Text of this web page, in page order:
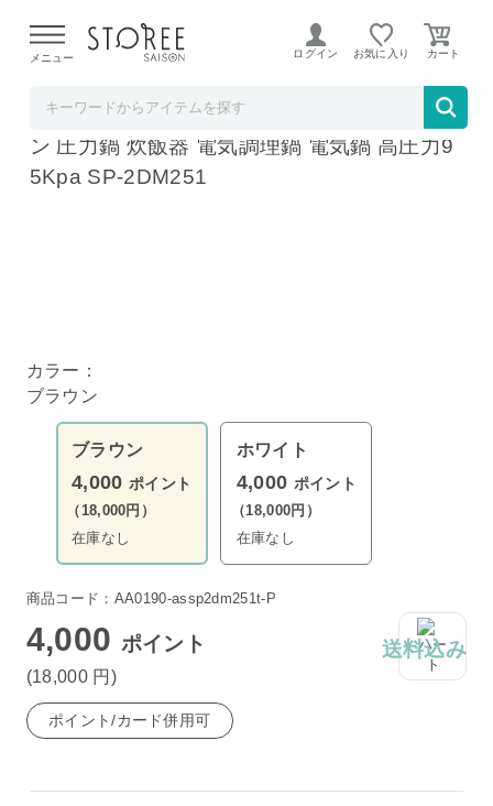
よる配送遅延が発生しております。
メニュー ログイン お気に入り
siroca 電気圧力鍋 おうちシェフ PRO ブラウ
ン 圧力鍋 炊飯器 電気調理鍋 電気鍋 高圧力9
5Kpa SP-2DM251
カラー：
ブラウン
ブラウン
4,000 ポイント
（18,000円）
在庫なし
ホワイト
4,000 ポイント
（18,000円）
在庫なし
商品コード：AA0190-assp2dm251t-P
4,000 ポイント
(18,000 円 )
送料込み
ポイント/カード併用可